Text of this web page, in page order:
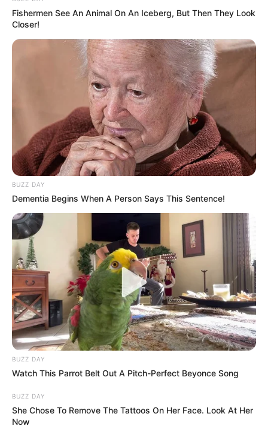
Fishermen See An Animal On An Iceberg, But Then They Look
Closer!
BUZZ DAY
Dementia Begins When A Person Says This Sentence!
BUZZ DAY
Watch This Parrot Belt Out A Pitch-Perfect Beyonce Song
BUZZ DAY
She Chose To Remove The Tattoos On Her Face. Look At Her
Now